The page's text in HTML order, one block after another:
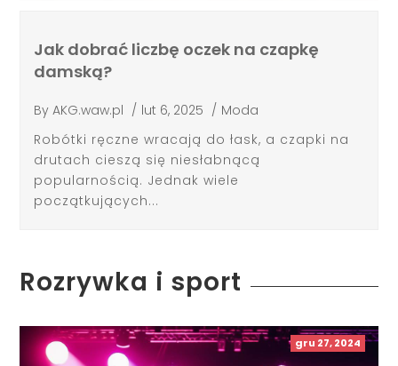
Jak dobrać liczbę oczek na czapkę
damską?
ByAKG.waw.pl / lut 6, 2025 / Moda
Robótki ręczne wracają do łask, a czapki na
drutach cieszą się niesłabnącą
popularnością. Jednak wiele
początkujących...
Rozrywka i sport
gru 27, 2024